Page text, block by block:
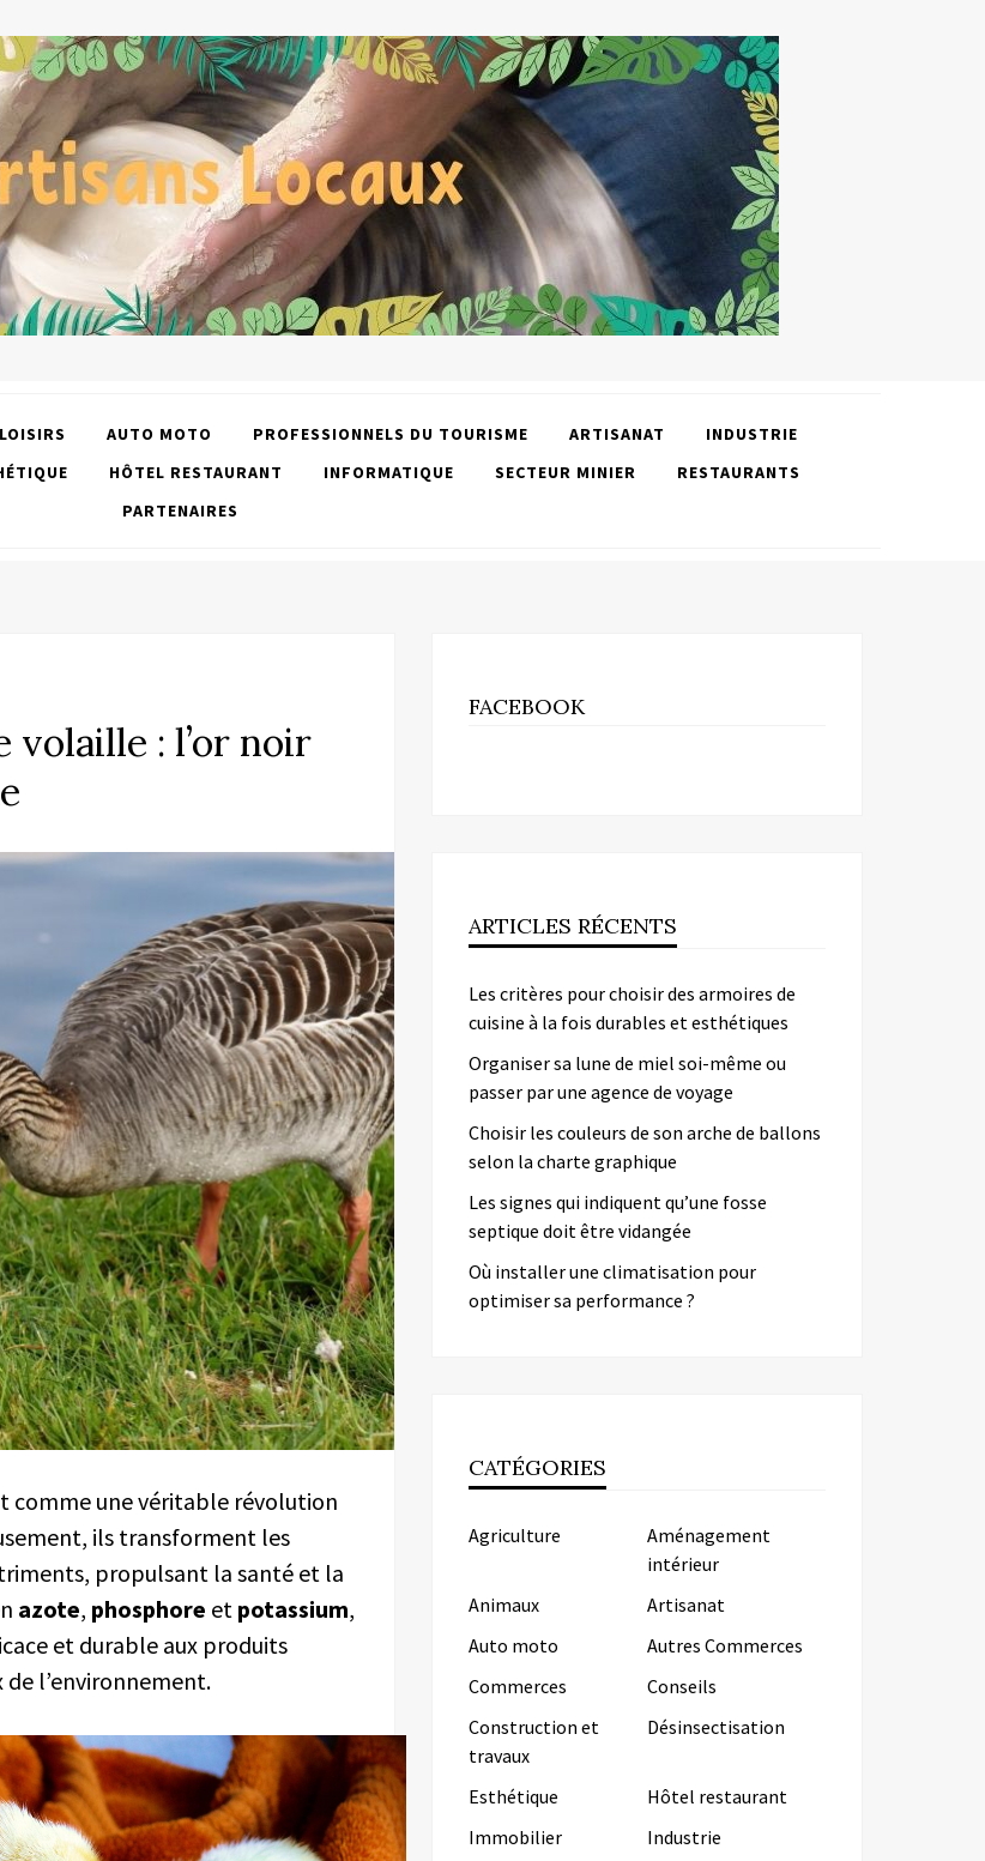
LOISIRS AUTO MOTO PROFESSIONNELS DU TOURISME ARTISANAT
INDUSTRIE
HÔTEL RESTAURANT INFORMATIQUE SECTEUR MINIER
RESTAURANTS
PARTENAIRES
volaille : l’or noir
comme une véritable révolution
ils transforment les
propulsant la santé et la
azote, phosphore et potassium,
et durable aux produits
l’environnement.
FACEBOOK
ARTICLES RÉCENTS
Les critères pour choisir des armoires de
cuisine à la fois durables et esthétiques
Organiser sa lune de miel soi-même ou
passer par une agence de voyage
Choisir les couleurs de son arche de ballons
selon la charte graphique
Les signes qui indiquent qu’une fosse
septique doit être vidangée
Où installer une climatisation pour
optimiser sa performance ?
CATÉGORIES
Agriculture
Aménagement
intérieur
Animaux
Artisanat
Auto moto
Autres Commerces
Commerces
Conseils
Construction et
travaux
Désinsectisation
Esthétique
Hôtel restaurant
Immobilier
Industrie